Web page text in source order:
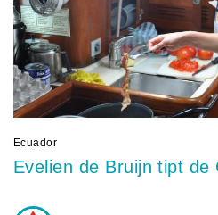
Ecuador
Evelien de Bruijn tipt de